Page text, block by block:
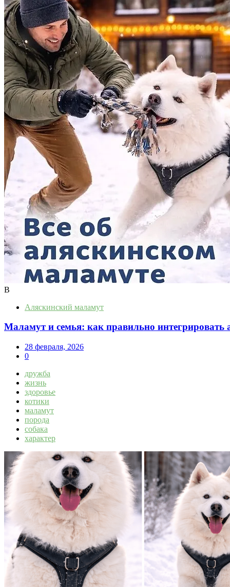
В
Аляскинский маламут
Маламут и семья: как правильно интегрировать
28 февраля, 2026
0
дружба
жизнь
здоровье
котики
маламут
порода
собака
характер